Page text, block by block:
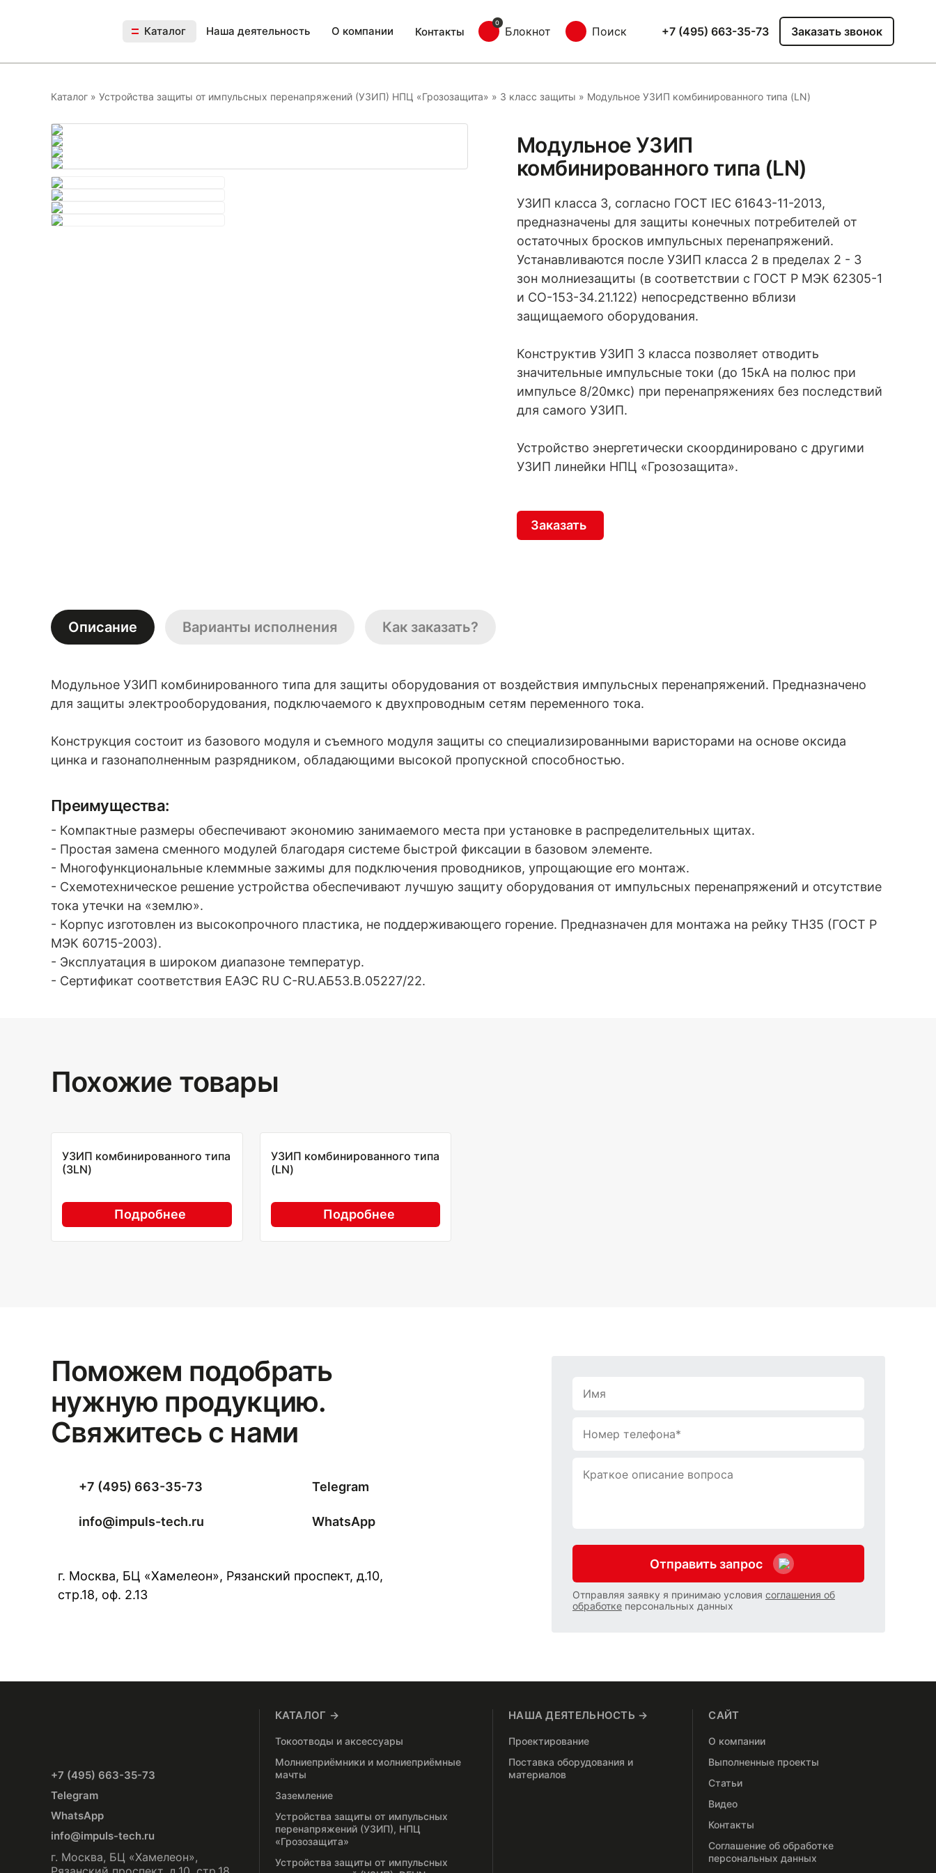
Каталог Наша деятельность О компании Контакты Блокнот
0
Поиск +7 (495) 663-35-73 Заказать звонок
Каталог » Устройства защиты от импульсных перенапряжений (УЗИП) НПЦ «Грозозащита» » 3 класс защиты » Модульное УЗИП комбинированного типа (LN)
Модульное УЗИП
комбинированного типа (LN)
УЗИП класса 3, согласно ГОСТ IEC 61643-11-2013,
предназначены для защиты конечных потребителей от
остаточных бросков импульсных перенапряжений.
Устанавливаются после УЗИП класса 2 в пределах 2 - 3
зон молниезащиты (в соответствии с ГОСТ Р МЭК 62305-1
и СО-153-34.21.122) непосредственно вблизи
защищаемого оборудования.
Конструктив УЗИП 3 класса позволяет отводить
значительные импульсные токи (до 15кА на полюс при
импульсе 8/20мкс) при перенапряжениях без последствий
для самого УЗИП.
Устройство энергетически скоординировано с другими
УЗИП линейки НПЦ «Грозозащита».
Заказать
Описание Варианты исполнения Как заказать?
Модульное УЗИП комбинированного типа для защиты оборудования от воздействия импульсных перенапряжений. Предназначено
для защиты электрооборудования, подключаемого к двухпроводным сетям переменного тока.
Конструкция состоит из базового модуля и съемного модуля защиты со специализированными варисторами на основе оксида
цинка и газонаполненным разрядником, обладающими высокой пропускной способностью.
Преимущества:
- Компактные размеры обеспечивают экономию занимаемого места при установке в распределительных щитах.
- Простая замена сменного модулей благодаря системе быстрой фиксации в базовом элементе.
- Многофункциональные клеммные зажимы для подключения проводников, упрощающие его монтаж.
- Схемотехническое решение устройства обеспечивают лучшую защиту оборудования от импульсных перенапряжений и отсутствие
тока утечки на «землю».
- Корпус изготовлен из высокопрочного пластика, не поддерживающего горение. Предназначен для монтажа на рейку ТН35 (ГОСТ Р
МЭК 60715-2003).
- Эксплуатация в широком диапазоне температур.
- Сертификат соответствия EAЭС RU C-RU.AБ53.В.05227/22.
Похожие товары
УЗИП комбинированного типа
(3LN)
Подробнее
УЗИП комбинированного типа
(LN)
Подробнее
Поможем подобрать
нужную продукцию.
Свяжитесь с нами
+7 (495) 663-35-73 Telegram
info@impuls-tech.ru WhatsApp
г. Москва, БЦ «Хамелеон», Рязанский проспект, д.10,
стр.18, оф. 2.13
Отправить запрос
Отправляя заявку я принимаю условия соглашения об
обработке персональных данных
+7 (495) 663-35-73
Telegram
WhatsApp
info@impuls-tech.ru
г. Москва, БЦ «Хамелеон»,
КАТАЛОГ →
Токоотводы и аксессуары
Молниеприёмники и молниеприёмные
мачты
Заземление
Устройства защиты от импульсных
перенапряжений (УЗИП), НПЦ
«Грозозащита»
Устройства защиты от импульсных
НАША ДЕЯТЕЛЬНОСТЬ →
Проектирование
Поставка оборудования и
материалов
САЙТ
О компании
Выполненные проекты
Статьи
Видео
Контакты
Соглашение об обработке
персональных данных